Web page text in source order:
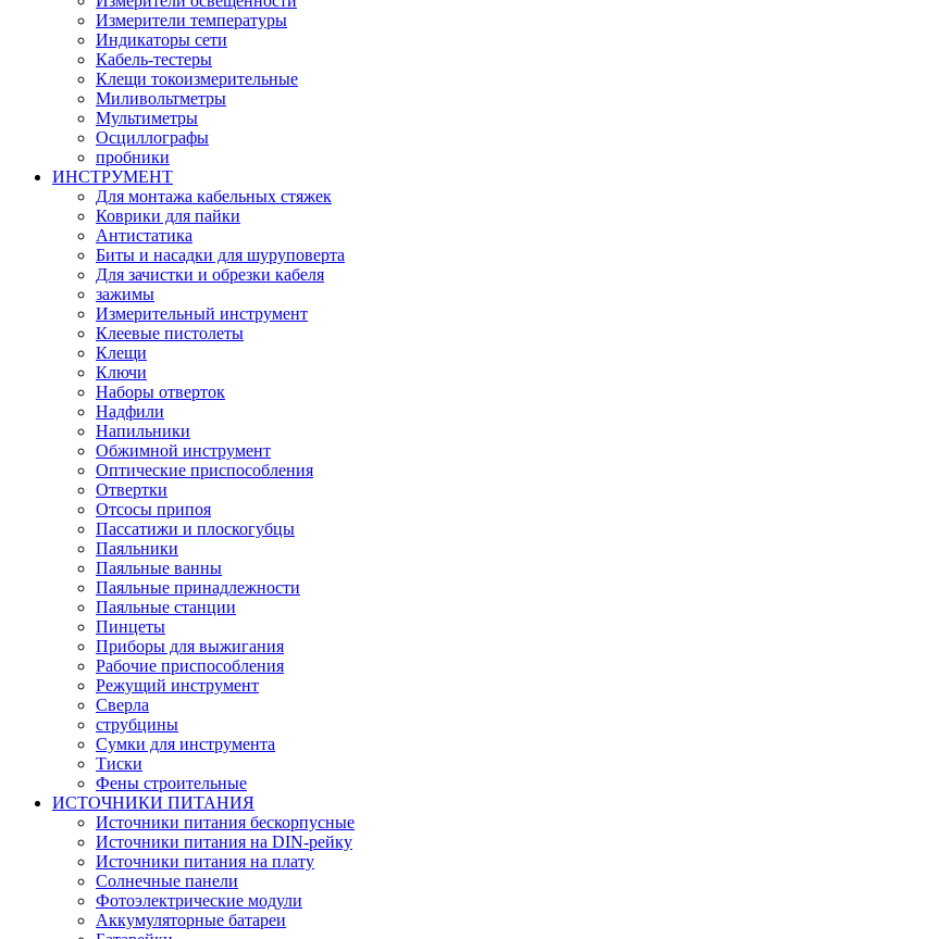
Измерители температуры
Индикаторы сети
Кабель-тестеры
Клещи токоизмерительные
Миливольтметры
Мультиметры
Осциллографы
пробники
ИНСТРУМЕНТ
Для монтажа кабельных стяжек
Коврики для пайки
Антистатика
Биты и насадки для шуруповерта
Для зачистки и обрезки кабеля
зажимы
Измерительный инструмент
Клеевые пистолеты
Клещи
Ключи
Наборы отверток
Надфили
Напильники
Обжимной инструмент
Оптические приспособления
Отвертки
Отсосы припоя
Пассатижи и плоскогубцы
Паяльники
Паяльные ванны
Паяльные принадлежности
Паяльные станции
Пинцеты
Приборы для выжигания
Рабочие приспособления
Режущий инструмент
Сверла
струбцины
Сумки для инструмента
Тиски
Фены строительные
ИСТОЧНИКИ ПИТАНИЯ
Источники питания бескорпусные
Источники питания на DIN-рейку
Источники питания на плату
Солнечные панели
Фотоэлектрические модули
Аккумуляторные батареи